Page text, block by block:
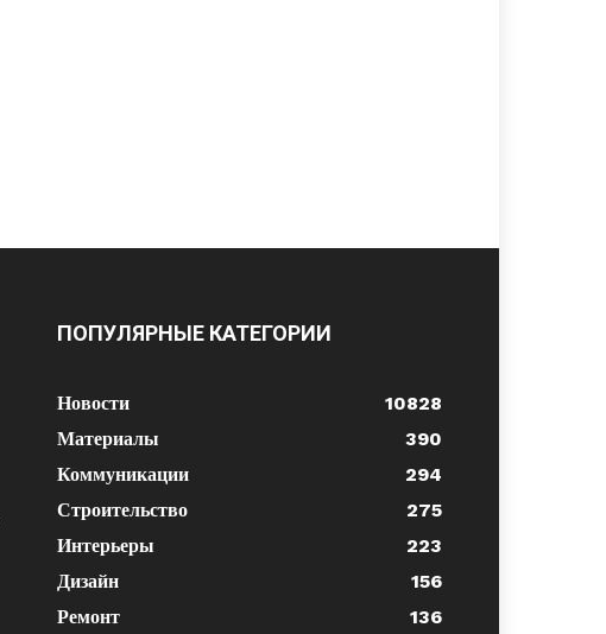
ПОПУЛЯРНЫЕ КАТЕГОРИИ
Новости
10828
Материалы
390
Коммуникации
294
Строительство
275
Интерьеры
223
Дизайн
156
Ремонт
136